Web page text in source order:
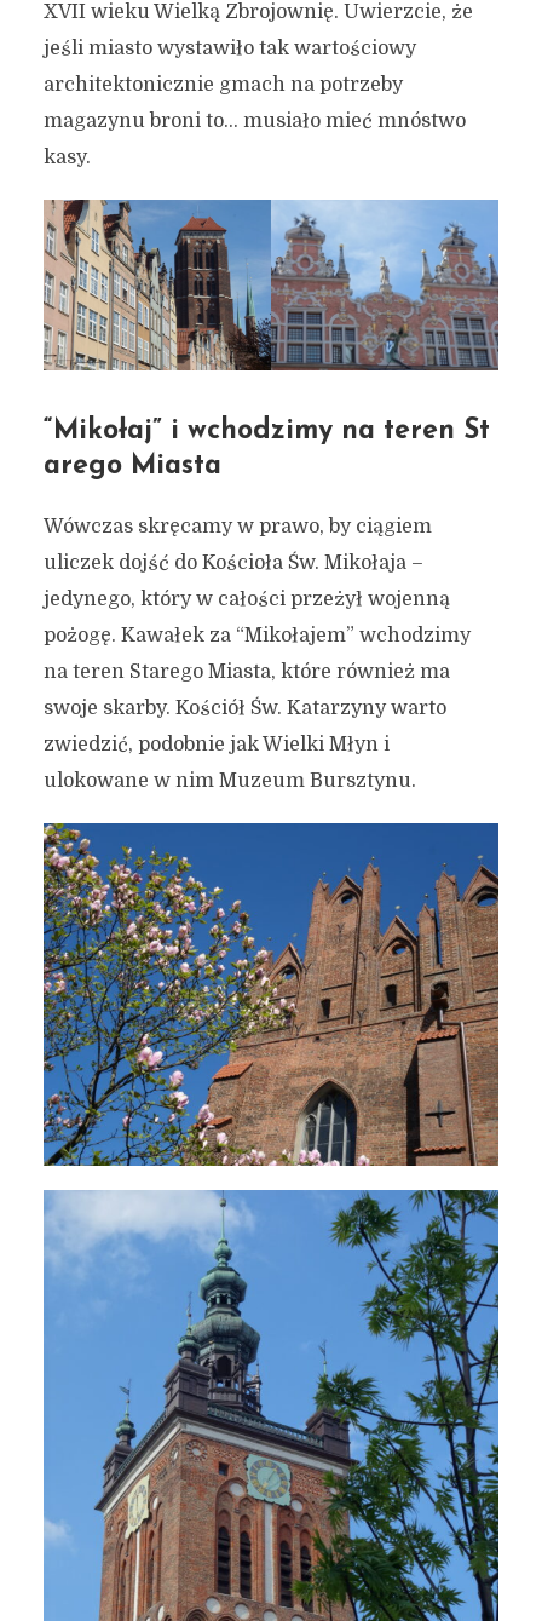
XVII wieku Wielką Zbrojownię. Uwierzcie, że
jeśli miasto wystawiło tak wartościowy
architektonicznie gmach na potrzeby
magazynu broni to… musiało mieć mnóstwo
kasy.
“Mikołaj” i wchodzimy na teren St
arego Miasta
Wówczas skręcamy w prawo, by ciągiem
uliczek dojść do Kościoła Św. Mikołaja –
jedynego, który w całości przeżył wojenną
pożogę. Kawałek za “Mikołajem” wchodzimy
na teren Starego Miasta, które również ma
swoje skarby. Kościół Św. Katarzyny warto
zwiedzić, podobnie jak Wielki Młyn i
ulokowane w nim Muzeum Bursztynu.